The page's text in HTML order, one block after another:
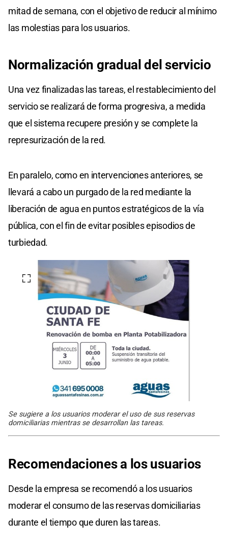
mitad de semana, con el objetivo de reducir al mínimo
las molestias para los usuarios.
Normalización gradual del servicio
Una vez finalizadas las tareas, el restablecimiento del
servicio se realizará de forma progresiva, a medida
que el sistema recupere presión y se complete la
represurización de la red.
En paralelo, como en intervenciones anteriores, se
llevará a cabo un purgado de la red mediante la
liberación de agua en puntos estratégicos de la vía
pública, con el fin de evitar posibles episodios de
turbiedad.
Se sugiere a los usuarios moderar el uso de sus reservas
domiciliarias mientras se desarrollan las tareas.
Recomendacionesa los usuarios
Desde la empresa se recomendó a los usuarios
moderar el consumo de las reservas domiciliarias
durante el tiempo que duren las tareas.